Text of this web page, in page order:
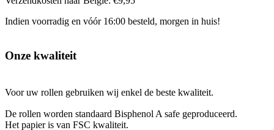
Indien voorradig en vóór 16:00 besteld, morgen in huis!
Onze kwaliteit
Voor uw rollen gebruiken wij enkel de beste kwaliteit.
De rollen worden standaard Bisphenol A safe geproduceerd.
Het papier is van FSC kwaliteit.